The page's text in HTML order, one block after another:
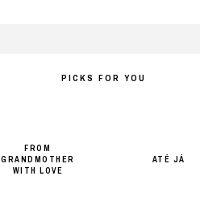
PICKS FOR YOU
FROM
GRANDMOTHER
WITH LOVE
ATÉ JÁ